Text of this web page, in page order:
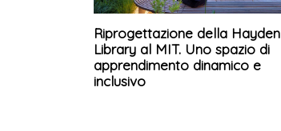
Riprogettazione della Hayden
Library al MIT. Uno spazio di
apprendimento dinamico e
inclusivo